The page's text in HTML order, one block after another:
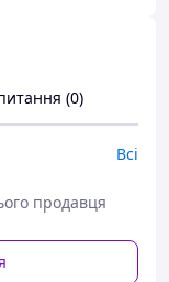
свій вигляд під
і ременів.
для
(0)
Всі
продавця